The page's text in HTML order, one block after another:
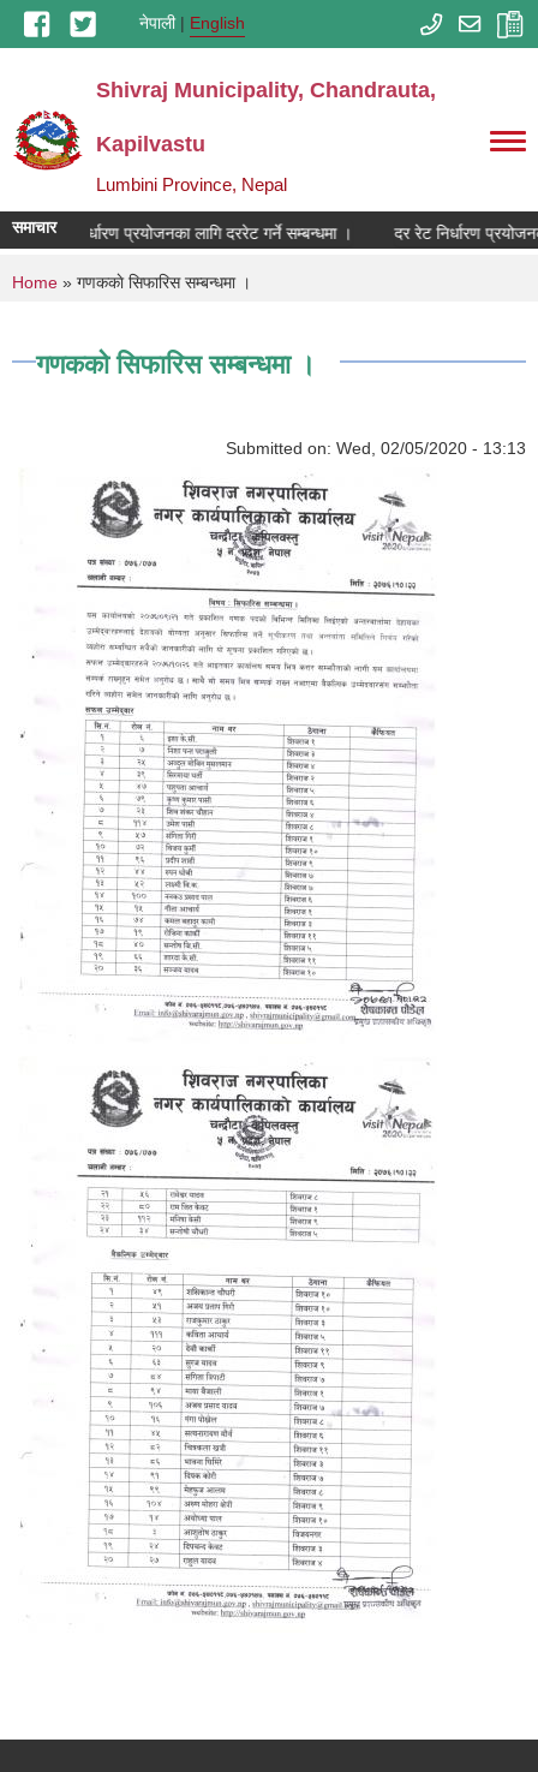
Skip to main contentनेपाली English
Shivraj Municipality, Chandrauta,
Kapilvastu
Lumbini Province, Nepal
समाचार
दर रेट निर्धारण प्रयोजनका लागि दररेट गर्ने सम्बन्धमा । दर रेट निर्धारण
You are here
Home » गणककाे सिफारिस सम्बन्धमा ।
गणककाे सिफारिस सम्बन्धमा ।
Submitted on: Wed, 02/05/2020 - 13:13